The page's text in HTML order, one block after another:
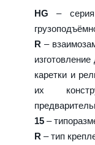
HG – серия
R –
каретки и
их
15 –
R – тип